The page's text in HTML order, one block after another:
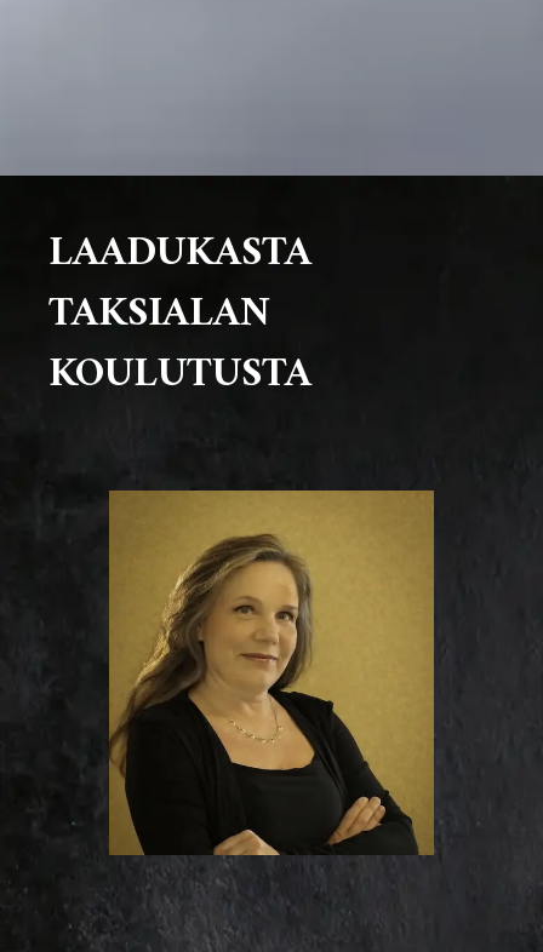
LAADUKASTA
TAKSIALAN
KOULUTUSTA